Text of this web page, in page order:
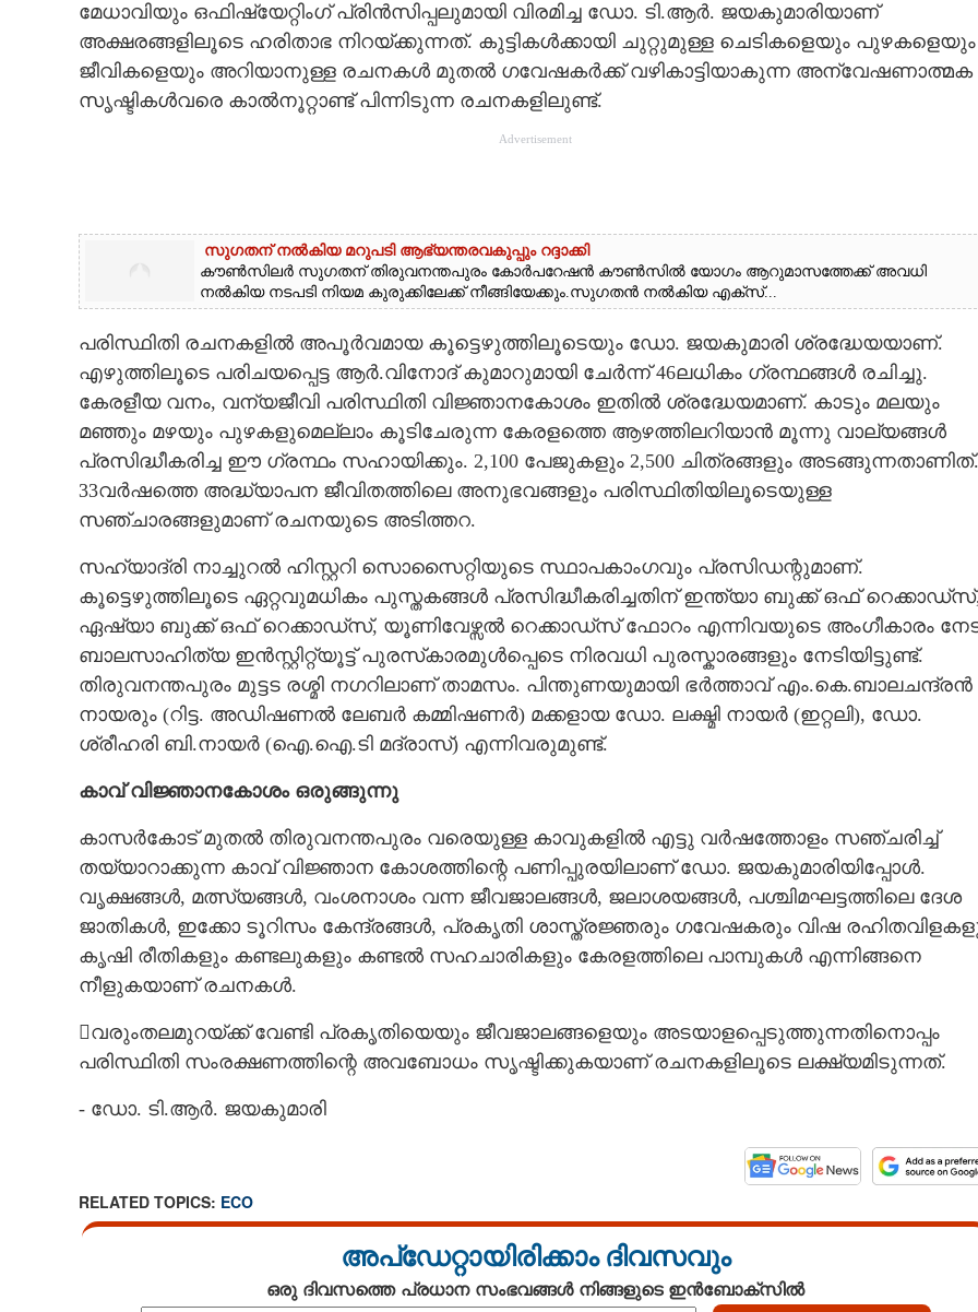
CONTACT US
മേധാവിയും ഒഫിഷ്യേറ്റിംഗ് പ്രിൻസിപ്പലുമായി വിരമിച്ച ഡോ. ടി.ആർ. ജയകുമാരിയാണ്
അക്ഷരങ്ങളിലൂടെ ഹരിതാഭ നിറയ്ക്കുന്നത്. കുട്ടികൾക്കായി ചുറ്റുമുള്ള ചെടികളെയും പുഴകളെയും
ജീവികളെയും അറിയാനുള്ള രചനകൾ മുതൽ ഗവേഷകർക്ക് വഴികാട്ടിയാകുന്ന അന്വേഷണാത്മക
സൃഷ്ടികൾവരെ കാൽനൂറ്റാണ്ട് പിന്നിടുന്ന രചനകളിലുണ്ട്.
Advertisement
സുഗതന് നൽകിയ മറുപടി ആഭ്യന്തരവകുപ്പും റദ്ദാക്കി
കൗൺസിലർ സുഗതന് തിരുവനന്തപുരം കോർപറേഷൻ കൗൺസിൽ യോഗം ആറുമാസത്തേക്ക് അവധി
നൽകിയ നടപടി നിയമ കുരുക്കിലേക്ക് നീങ്ങിയേക്കും.സുഗതൻ നൽകിയ എക്സ്...
പരിസ്ഥിതി രചനകളിൽ അപൂർവമായ കൂട്ടെഴുത്തിലൂടെയും ഡോ. ജയകുമാരി ശ്രദ്ധേയയാണ്.
എഴുത്തിലൂടെ പരിചയപ്പെട്ട ആർ.വിനോദ് കുമാറുമായി ചേർന്ന് 46ലധികം ഗ്രന്ഥങ്ങൾ രചിച്ചു.
കേരളീയ വനം, വന്യജീവി പരിസ്ഥിതി വിജ്ഞാനകോശം ഇതിൽ ശ്രദ്ധേയമാണ്. കാടും മലയും
മഞ്ഞും മഴയും പുഴകളുമെല്ലാം കൂടിചേരുന്ന കേരളത്തെ ആഴത്തിലറിയാൻ മൂന്നു വാല്യങ്ങൾ
പ്രസിദ്ധീകരിച്ച ഈ ഗ്രന്ഥം സഹായിക്കും. 2,100 പേജുകളും 2,500 ചിത്രങ്ങളും അടങ്ങുന്നതാണിത്.
33വർഷത്തെ അദ്ധ്യാപന ജീവിതത്തിലെ അനുഭവങ്ങളും പരിസ്ഥിതിയിലൂടെയുള്ള
സഞ്ചാരങ്ങളുമാണ് രചനയുടെ അടിത്തറ.
സഹ്യാദ്രി നാച്ചുറൽ ഹിസ്റ്ററി സൊസൈറ്റിയുടെ സ്ഥാപകാംഗവും പ്രസിഡന്റുമാണ്.
കൂട്ടെഴുത്തിലൂടെ ഏറ്റവുമധികം പുസ്തകങ്ങൾ പ്രസിദ്ധീകരിച്ചതിന് ഇന്ത്യാ ബുക്ക് ഒഫ്
ഏഷ്യാ ബുക്ക് ഒഫ് റെക്കാഡ്‌സ്, യൂണിവേഴ്സൽ റെക്കാഡ്സ് ഫോറം എന്നിവയുടെ അംഗീകാരം
ബാലസാഹിത്യ ഇൻസ്റ്റിറ്റ്യൂട്ട് പുരസ്‌കാരമുൾപ്പെടെ നിരവധി പുരസ്കാരങ്ങളും നേടിയിട്ടുണ്ട്.
തിരുവനന്തപുരം മുട്ടട രശ്മി നഗറിലാണ് താമസം. പിന്തുണയുമായി ഭർത്താവ് എം.കെ.ബാലചന്ദ്രൻ
നായരും (റിട്ട. അഡിഷണൽ ലേബർ കമ്മിഷണർ) മക്കളായ ഡോ. ലക്ഷ്മി നായർ (ഇറ്റലി), ഡോ.
ശ്രീഹരി ബി.നായർ (ഐ.ഐ.ടി മദ്രാസ്) എന്നിവരുമുണ്ട്.
കാവ് വിജ്ഞാനകോശം ഒരുങ്ങുന്നു
കാസർകോട് മുതൽ തിരുവനന്തപുരം വരെയുള്ള കാവുകളിൽ എട്ടു വർഷത്തോളം സഞ്ചരിച്ച്
തയ്യാറാക്കുന്ന കാവ് വിജ്ഞാന കോശത്തിന്റെ പണിപ്പുരയിലാണ് ഡോ. ജയകുമാരിയിപ്പോൾ.
വൃക്ഷങ്ങൾ, മത്സ്യങ്ങൾ, വംശനാശം വന്ന ജീവജാലങ്ങൾ, ജലാശയങ്ങൾ, പശ്ചിമഘട്ടത്തിലെ ദേശ
ജാതികൾ, ഇക്കോ ടൂറിസം കേന്ദ്രങ്ങൾ, പ്രകൃതി ശാസ്ത്രജ്ഞരും ഗവേഷകരും വിഷ
കൃഷി രീതികളും കണ്ടലുകളും കണ്ടൽ സഹചാരികളും കേരളത്തിലെ പാമ്പുകൾ എന്നിങ്ങനെ
നീളുകയാണ് രചനകൾ.
വരുംതലമുറയ്ക്ക് വേണ്ടി പ്രകൃതിയെയും ജീവജാലങ്ങളെയും അടയാളപ്പെടുത്തുന്നതിനൊപ്പം
പരിസ്ഥിതി സംരക്ഷണത്തിന്റെ അവബോധം സൃഷ്ടിക്കുകയാണ് രചനകളിലൂടെ ലക്ഷ്യമിടുന്നത്.
- ഡോ. ടി.ആർ. ജയകുമാരി
RELATED TOPICS: ECO
അപ്ഡേറ്റായിരിക്കാം ദിവസവും
ഒരു ദിവസത്തെ പ്രധാന സംഭവങ്ങൾ നിങ്ങളുടെ ഇൻബോക്സിൽ